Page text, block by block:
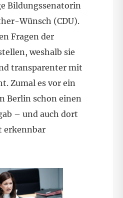
Bildungssenatorin
Wünsch (CDU).
Fragen der
weshalb sie
transparenter mit
Zumal es vor ein
Berlin schon einen
– und auch dort
erkennbar